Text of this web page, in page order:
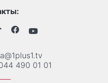
490 01 01